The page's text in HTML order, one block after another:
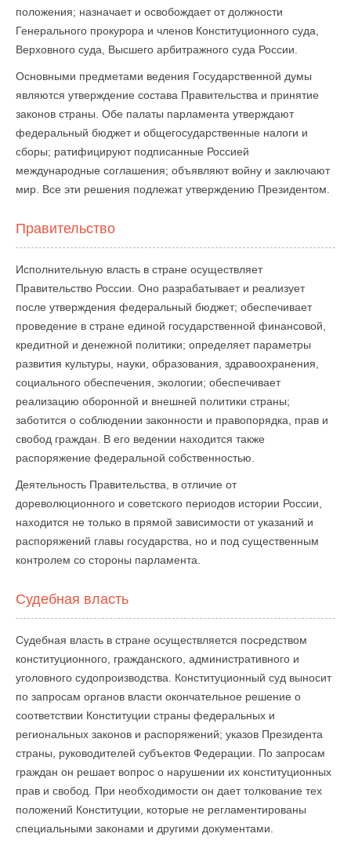
положения; назначает и освобождает от должности
Генерального прокурора и членов Конституционного суда,
Верховного суда, Высшего арбитражного суда России.
Основными предметами ведения Государственной думы
являются утверждение состава Правительства и принятие
законов страны. Обе палаты парламента утверждают
федеральный бюджет и общегосударственные налоги и
сборы; ратифицируют подписанные Россией
международные соглашения; объявляют войну и заключают
мир. Все эти решения подлежат утверждению Президентом.
Правительство
Исполнительную власть в стране осуществляет
Правительство России. Оно разрабатывает и реализует
после утверждения федеральный бюджет; обеспечивает
проведение в стране единой государственной финансовой,
кредитной и денежной политики; определяет параметры
развития культуры, науки, образования, здравоохранения,
социального обеспечения, экологии; обеспечивает
реализацию оборонной и внешней политики страны;
заботится о соблюдении законности и правопорядка, прав и
свобод граждан. В его ведении находится также
распоряжение федеральной собственностью.
Деятельность Правительства, в отличие от
дореволюционного и советского периодов истории России,
находится не только в прямой зависимости от указаний и
распоряжений главы государства, но и под существенным
контролем со стороны парламента.
Судебная власть
Судебная власть в стране осуществляется посредством
конституционного, гражданского, административного и
уголовного судопроизводства. Конституционный суд выносит
по запросам органов власти окончательное решение о
соответствии Конституции страны федеральных и
региональных законов и распоряжений; указов Президента
страны, руководителей субъектов Федерации. По запросам
граждан он решает вопрос о нарушении их конституционных
прав и свобод. При необходимости он дает толкование тех
положений Конституции, которые не регламентированы
специальными законами и другими документами.